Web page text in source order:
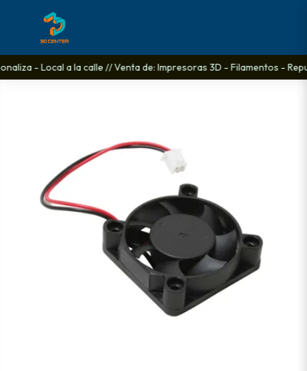
- Local a la calle // Venta de: Impresoras 3D - Filamentos -